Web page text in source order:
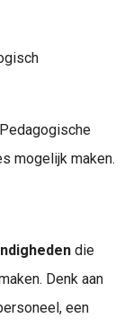
mogelijk maken.
die
Denk aan
een